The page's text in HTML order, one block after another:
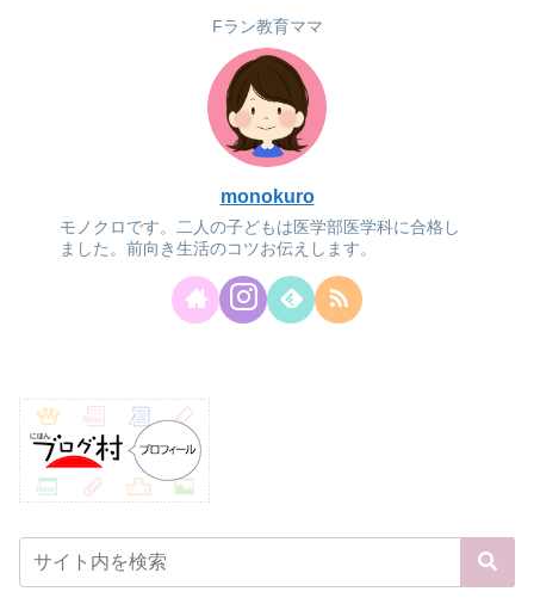
Fラン教育ママ
monokuro
モノクロです。二人の子どもは医学部医学科に合格し
ました。前向き生活のコツお伝えします。